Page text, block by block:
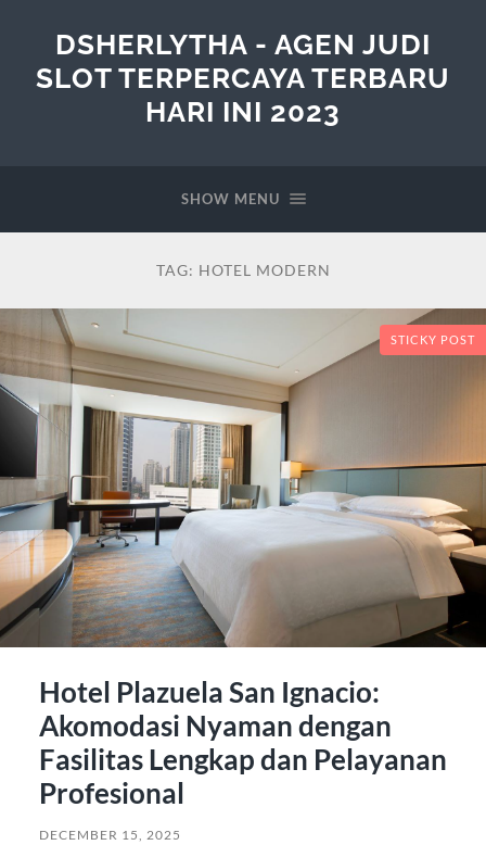
DSHERLYTHA - AGEN JUDI
SLOT TERPERCAYA TERBARU
HARI INI 2023
SHOW MENU
TAG: HOTEL MODERN
STICKY POST
Hotel Plazuela San Ignacio:
Akomodasi Nyaman dengan
Fasilitas Lengkap dan Pelayanan
Profesional
DECEMBER 15, 2025